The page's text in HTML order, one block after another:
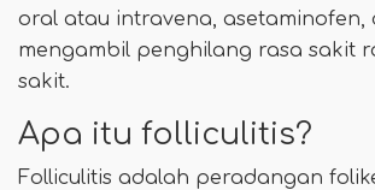
oral atau intravena, asetaminofen,
mengambil penghilang rasa sakit
sakit.
Apa itu folliculitis?
Folliculitis adalah peradangan